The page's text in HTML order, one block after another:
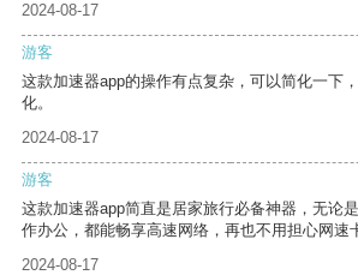
2024-08-17
游客
这款加速器app的操作有点复杂，可以简化一下
化。
2024-08-17
游客
这款加速器app简直是居家旅行必备神器，无论
作办公，都能畅享高速网络，再也不用担心网速
2024-08-17